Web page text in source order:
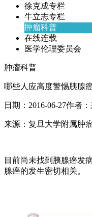
徐克成专栏
牛立志专栏
肿瘤科普
在线连载
医学伦理委员会
肿瘤科普
哪些人应高度警惕胰腺
日期： 2016-06-27作者：
来源：复旦大学附属肿
目前尚未找到胰腺癌发
腺癌的发生密切相关。